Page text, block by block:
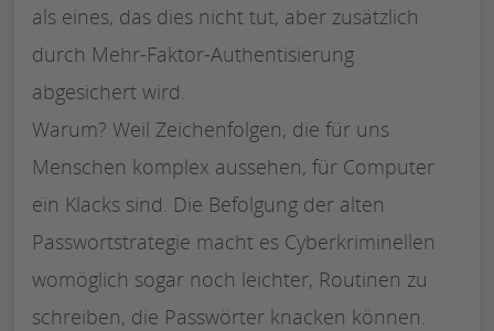
als eines, das dies nicht tut, aber zusätzlich
durch Mehr-Faktor-Authentisierung
abgesichert wird.
Warum? Weil Zeichenfolgen, die für uns
Menschen komplex aussehen, für Computer
ein Klacks sind. Die Befolgung der alten
Passwortstrategie macht es Cyberkriminellen
womöglich sogar noch leichter, Routinen zu
schreiben, die Passwörter knacken können.